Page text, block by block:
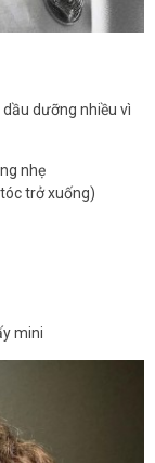
dưỡng nhiều vì
nhẹ
trở xuống)
mini